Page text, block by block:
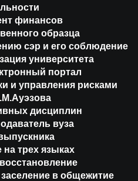
финансов
образца
сэр и его соблюдение
университета
портал
и управления рисками
дисциплин
вуза
трех языках
в общежитие